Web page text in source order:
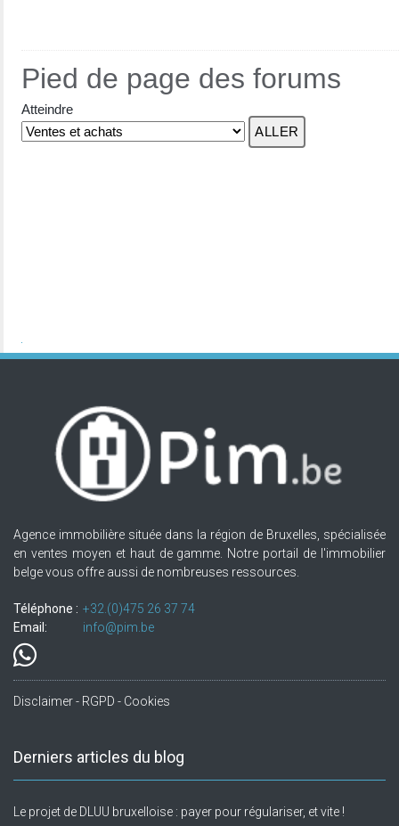
Pied de page des forums
Atteindre
Agence immobilière située dans la région de Bruxelles, spécialisée
en ventes moyen et haut de gamme. Notre portail de l'immobilier
belge vous offre aussi de nombreuses ressources.
Téléphone : +32.(0)475 26 37 74
Email:
info@pim.be
Disclaimer - RGPD - Cookies
Derniers articles du blog
Le projet de DLUU bruxelloise : payer pour régulariser, et vite !